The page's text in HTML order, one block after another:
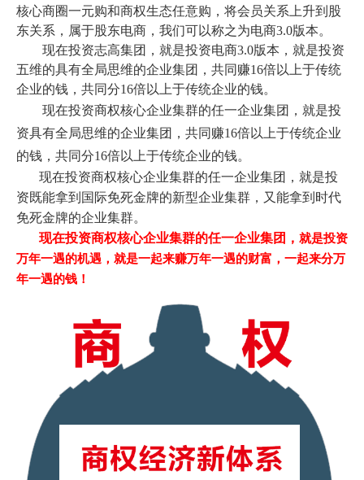
核心商圈一元购和商权生态任意购，将会员关系上升到股
东关系，属于股东电商，我们可以称之为电商3.0版本。
现在投资志高集团，就是投资电商3.0版本，就是投资
五维的具有全局思维的企业集团，共同赚16倍以上于传统
企业的钱，共同分16倍以上于传统企业的钱。
现在投资商权核心企业集群的任一企业集团，就是投
资具有全局思维的企业集团，共同赚16倍以上于传统企业
的钱，共同分16倍以上于传统企业的钱。
现在投资商权核心企业集群的任一企业集团，就是投
资既能拿到国际免死金牌的新型企业集群，又能拿到时代
免死金牌的企业集群。
现在投资商权核心企业集群的任一企业集团， 就是投资
万年一遇的机遇，就是一起来赚万年一遇的财富，一起来分万
年一遇的钱！